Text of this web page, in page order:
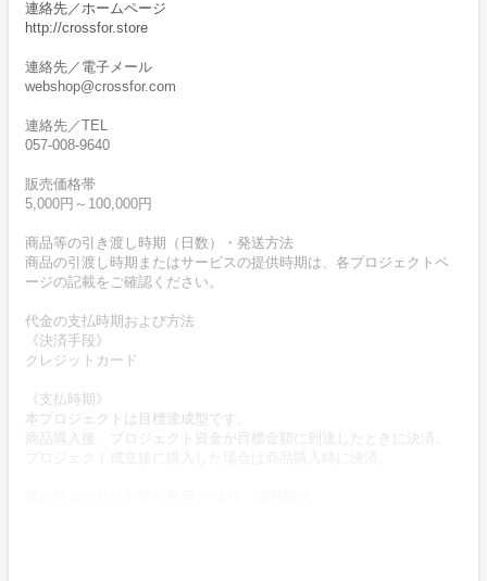
連絡先／ホームページ
http://crossfor.store
連絡先／電子メール
webshop@crossfor.com
連絡先／TEL
057-008-9640
販売価格帯
5,000円～100,000円
商品等の引き渡し時期（日数）・発送方法
商品の引渡し時期またはサービスの提供時期は、各プロジェクトペ
ージの記載をご確認ください。
代金の支払時期および方法
《決済手段》
クレジットカード
《支払時期》
本プロジェクトは目標達成型です。
商品購入後、プロジェクト資金が目標金額に到達したときに決済。